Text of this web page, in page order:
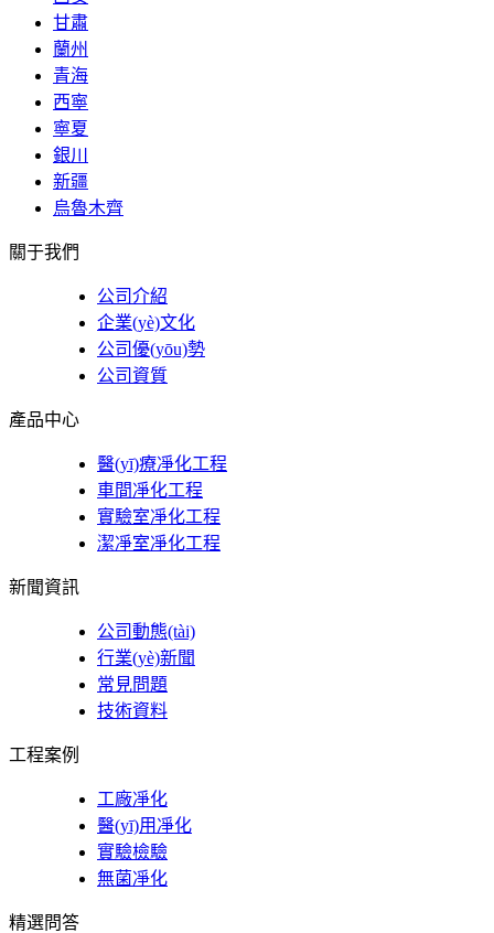
甘肅
蘭州
青海
西寧
寧夏
銀川
新疆
烏魯木齊
關于我們
公司介紹
企業(yè)文化
公司優(yōu)勢
公司資質
產品中心
醫(yī)療凈化工程
車間凈化工程
實驗室凈化工程
潔凈室凈化工程
新聞資訊
公司動態(tài)
行業(yè)新聞
常見問題
技術資料
工程案例
工廠凈化
醫(yī)用凈化
實驗檢驗
無菌凈化
精選問答